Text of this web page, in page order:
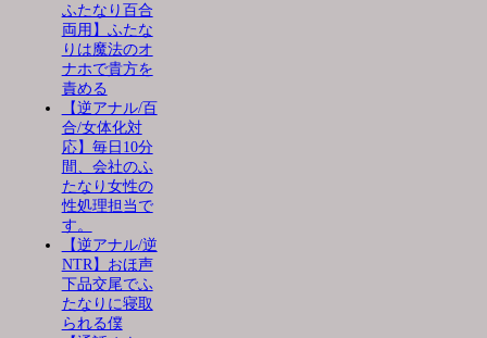
ふたなり百合
両用】ふたな
りは魔法のオ
ナホで貴方を
責める
【逆アナル/百
合/女体化対
応】毎日10分
間、会社のふ
たなり女性の
性処理担当で
す。
【逆アナル/逆
NTR】おほ声
下品交尾でふ
たなりに寝取
られる僕